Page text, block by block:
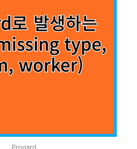
Progard